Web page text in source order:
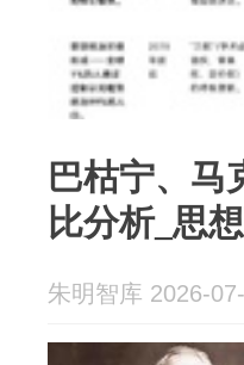
巴枯宁、马
比分析_思
朱明智库 2026-